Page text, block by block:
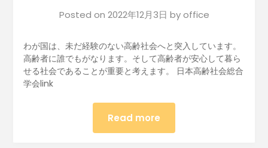
Posted on 2022年12月3日 byoffice
わが国は、未だ経験のない高齢社会へと突入しています。
高齢者に誰でもがなります。そして高齢者が安心して暮ら
せる社会であることが重要と考えます。 日本高齢社会総合
学会link
Read more